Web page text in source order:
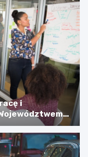
i
Miastem